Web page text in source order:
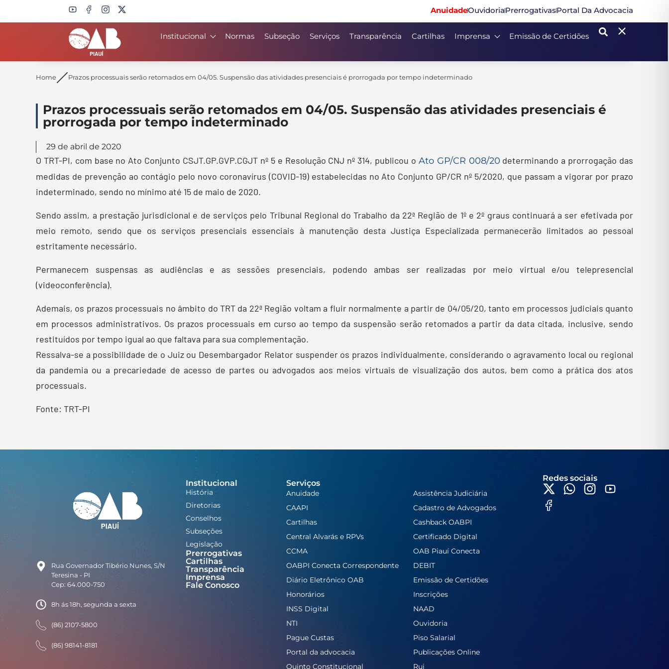
AnuidadeOuvidoriaPrerrogativasPortal Da Advocacia
Institucional Normas Subseção Serviços Transparência Cartilhas Imprensa Emissão de Certidões
Search
Home Prazos processuais serão retomados em 04/05. Suspensão das atividades presenciais é prorrogada por tempo indeterminado
Prazos processuais serão retomados em 04/05. Suspensão das atividades presenciais é
prorrogada por tempo indeterminado
29 de abril de 2020
O TRT-PI, com base no Ato Conjunto CSJT.GP.GVP.CGJT nº 5 e Resolução CNJ nº 314, publicou o Ato GP/CR 008/20 determinando a prorrogação das
medidas de prevenção ao contágio pelo novo coronavírus (COVID-19) estabelecidas no Ato Conjunto GP/CR nº 5/2020, que passam a vigorar por prazo
indeterminado, sendo no mínimo até 15 de maio de 2020.
Sendo assim, a prestação jurisdicional e de serviços pelo Tribunal Regional do Trabalho da 22ª Região de 1º e 2º graus continuará a ser efetivada por
meio remoto, sendo que os serviços presenciais essenciais à manutenção desta Justiça Especializada permanecerão limitados ao pessoal
estritamente necessário.
Permanecem suspensas as audiências e as sessões presenciais, podendo ambas ser realizadas por meio virtual e/ou telepresencial
(videoconferência).
Ademais, os prazos processuais no âmbito do TRT da 22ª Região voltam a fluir normalmente a partir de 04/05/20, tanto em processos judiciais quanto
em processos administrativos. Os prazos processuais em curso ao tempo da suspensão serão retomados a partir da data citada, inclusive, sendo
restituídos por tempo igual ao que faltava para sua complementação.
Ressalva-se a possibilidade de o Juiz ou Desembargador Relator suspender os prazos individualmente, considerando o agravamento local ou regional
da pandemia ou a precariedade de acesso de partes ou advogados aos meios virtuais de visualização dos autos, bem como a prática dos atos
processuais.
Fonte: TRT-PI
Rua Governador Tibério Nunes, S/N
Teresina - PI
Cep: 64.000-750
8h ás 18h, segunda a sexta
(86) 2107-5800
(86) 98141-8181
Institucional
História
Diretorias
Conselhos
Subseções
Legislação
Prerrogativas
Cartilhas
Transparência
Imprensa
Fale Conosco
Serviços
Anuidade
Assistência Judiciária
CAAPI
Cadastro de Advogados
Cartilhas
Cashback OABPI
Central Alvarás e RPVs
Certificado Digital
CCMA
OAB Piauí Conecta
OABPI Conecta Correspondente
DEBIT
Diário Eletrônico OAB
Emissão de Certidões
Honorários
Inscrições
INSS Digital
NAAD
NTI
Ouvidoria
Pague Custas
Piso Salarial
Portal da advocacia
Publicações Online
Quinto Constitucional
Rui
Redes sociais